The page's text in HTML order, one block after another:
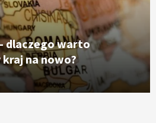
dlaczego warto
na nowo?